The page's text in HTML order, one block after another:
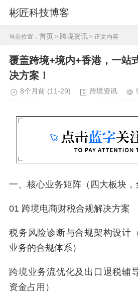
彬匠科技博客
当前位置： 首页 > 跨境资讯 > 正文内容
覆盖跨境+境内+香港，一站
决方案！
8个月前 (11-29) 跨境资讯
一、核心业务矩阵（四大板块，
01 跨境电商财税合规解决方案
税务风险诊断与合规架构设计
业务的合规体系）
跨境业务流优化及出口退税辅
资金占用）